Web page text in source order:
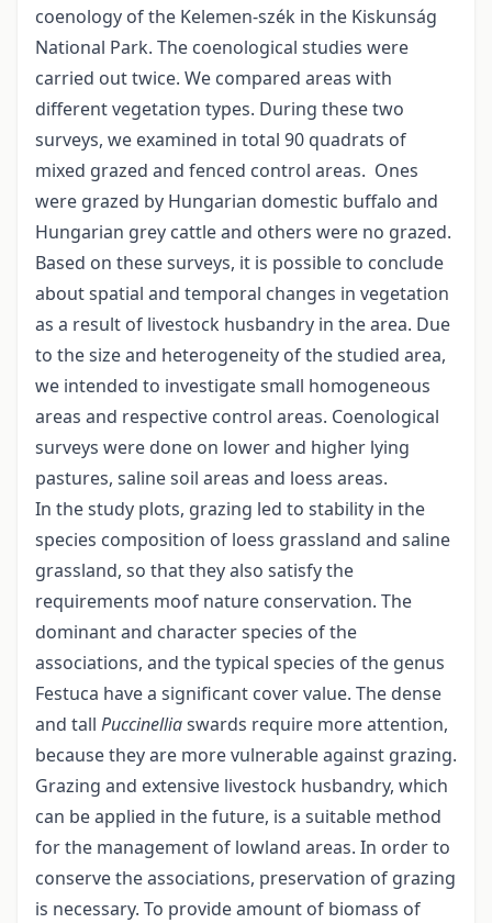
coenology of the Kelemen-szék in the Kiskunság
National Park. The coenological studies were
carried out twice. We compared areas with
different vegetation types. During these two
surveys, we examined in total 90 quadrats of
mixed grazed and fenced control areas. Ones
were grazed by Hungarian domestic buffalo and
Hungarian grey cattle and others were no grazed.
Based on these surveys, it is possible to conclude
about spatial and temporal changes in vegetation
as a result of livestock husbandry in the area. Due
to the size and heterogeneity of the studied area,
we intended to investigate small homogeneous
areas and respective control areas. Coenological
surveys were done on lower and higher lying
pastures, saline soil areas and loess areas.
In the study plots, grazing led to stability in the
species composition of loess grassland and saline
grassland, so that they also satisfy the
requirements moof nature conservation. The
dominant and character species of the
associations, and the typical species of the genus
Festuca have a significant cover value. The dense
and tall Puccinelliaswards require more attention,
because they are more vulnerable against grazing.
Grazing and extensive livestock husbandry, which
can be applied in the future, is a suitable method
for the management of lowland areas. In order to
conserve the associations, preservation of grazing
is necessary. To provide amount of biomass of